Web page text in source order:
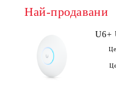
Най-продавани